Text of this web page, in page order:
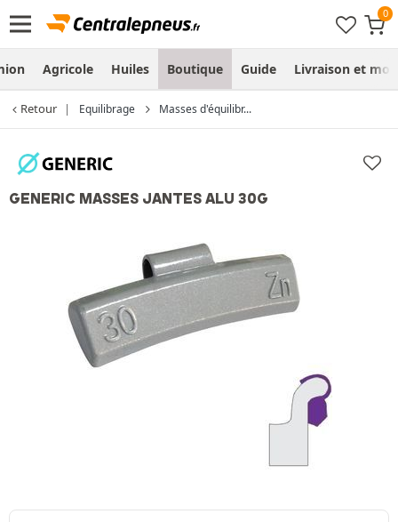
Agricole Huiles Boutique Guide Livraison et
Retour Equilibrage Masses d'équilibr...
GENERIC MASSES JANTES ALU 30G